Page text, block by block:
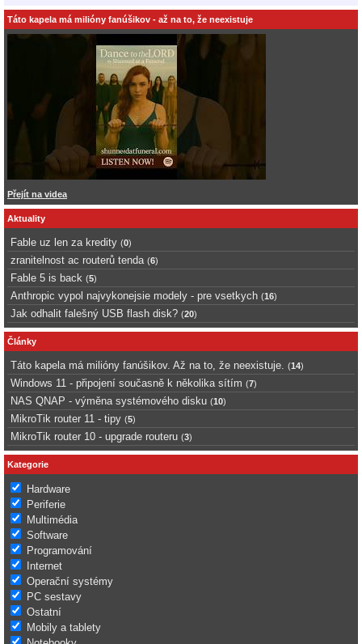
Táto kapela má milióny fanúšikov - až na to, že neexistuje
Přejít na videa
Aktuality
Fable uz len za kredity (0)
zranitelnost ac routerů tenda (6)
Fable 5 is back (5)
Anthropic vypol najvykonejsie modely - pre vsetkych (16)
Jak odhalit falešný USB flash disk? (20)
Články
Táto kapela má milióny fanúšikov. Až na to, že neexistuje. (14)
Windows 11 - připojení současně k několika sítím (7)
NAS QNAP - výměna systémového disku (10)
MikroTik router 11 - tipy (5)
MikroTik router 10 - upgrade routeru (3)
Kategorie
Hardware
Periferie
Multimédia
Software
Programování
Internet
Operační systémy
PC sestavy
Ostatní
Mobily a tablety